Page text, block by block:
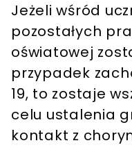
Jeżeli wśród
pozostałych
oświatowej
przypadek
19, to zostaje
celu ustalenia
kontakt z